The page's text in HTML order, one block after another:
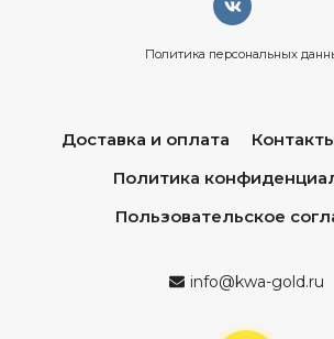
Политика персональных
Доставка и оплата
Политика
Пользовательское
info@kwa-gold.ru